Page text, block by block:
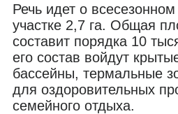
Речь идет о
участке 2,7 га. Общая
составит порядка 10
его состав войдут
бассейны, термальные
для оздоровительных
семейного отдыха.